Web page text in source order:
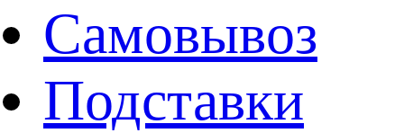
Самовывоз
Подставки